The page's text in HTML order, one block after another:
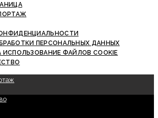
ПЕРСОНАЛЬНЫХ ДАННЫХ
ИСПОЛЬЗОВАНИЕ ФАЙЛОВ COOKIE